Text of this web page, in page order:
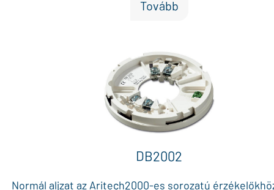
Tovább
DB2002
Normál aljzat az Aritech2000-es sorozatú